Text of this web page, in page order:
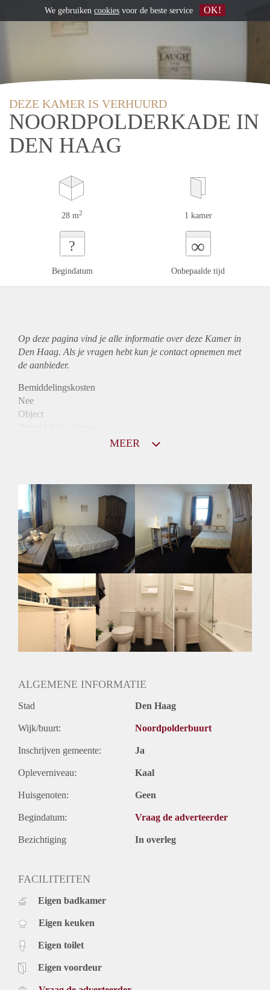
DEZE KAMER IS VERHUURD
NOORDPOLDERKADE IN
DEN HAAG
28 m2 1 kamer
?
Begindatum
∞
Onbepaalde tijd
Op deze pagina vind je alle informatie over deze Kamer in
Den Haag. Als je vragen hebt kun je contact opnemen met
de aanbieder.
Bemiddelingskosten
Nee
Object
Huurtoeslag
Mogelijk
Inkomen eis
2,8 X Maandhuur Bruto
Huurtermijn
Onbepaalde termijn
Oplevering
Gestoffeerd
MEER
ALGEMENE INFORMATIE
Stad Den Haag
Wijk/buurt: Noordpolderbuurt
Inschrijven gemeente: Ja
Opleverniveau: Kaal
Huisgenoten: Geen
Begindatum: Vraag de adverteerder
Bezichtiging In overleg
FACILITEITEN
Eigen badkamer
Eigen keuken
Eigen toilet
Eigen voordeur
We gebruiken cookies voor de beste service OK!